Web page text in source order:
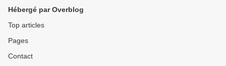
Hébergé par Overblog
Top articles
Pages
Contact